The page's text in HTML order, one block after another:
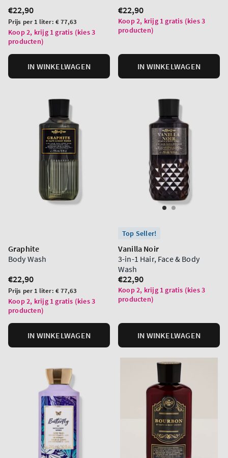
Normale
prijs
€22,90
Prijs
per
eenheid
Prijs per 1 liter: € 77,63
Koop 2, krijg 1 gratis (kies 3
producten)
IN WINKELWAGEN
Normale
prijs
€22,90
Koop 2, krijg 1 gratis (kies 3
producten)
IN WINKELWAGEN
Graphite
Body Wash
Normale
prijs
€22,90
Prijs
per
eenheid
Prijs per 1 liter: € 77,63
Koop 2, krijg 1 gratis (kies 3
producten)
IN WINKELWAGEN
Top Seller!
Vanilla Noir
3-in-1 Hair, Face & Body
Wash
Normale
prijs
€22,90
Koop 2, krijg 1 gratis (kies 3
producten)
IN WINKELWAGEN